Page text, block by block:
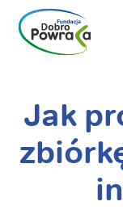
Nagłówek
głównaJak